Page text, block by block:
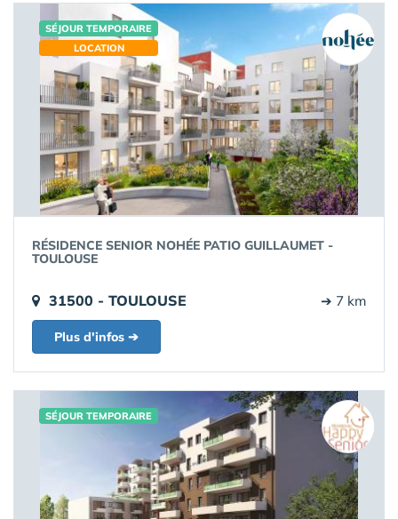
SÉJOUR TEMPORAIRE
LOCATION
RÉSIDENCE SENIOR NOHÉE PATIO GUILLAUMET -
TOULOUSE
31500 - TOULOUSE ➔ 7 km
Plus d'infos ➔
SÉJOUR TEMPORAIRE